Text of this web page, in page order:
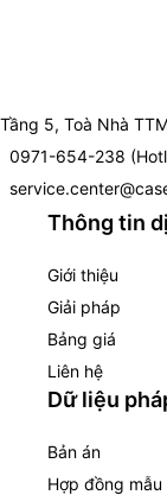
Tầng 5, Toà Nhà
0971-654-238
Thông tin
Giới thiệu
Giải pháp
Bảng giá
Liên hệ
Dữ liệu
Bản án
Hợp đồng mẫu